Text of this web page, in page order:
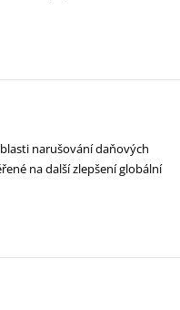
narušování daňových
na další zlepšení globální